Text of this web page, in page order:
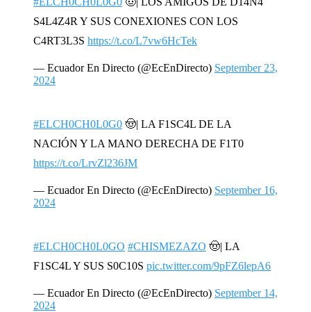
S4L4Z4R Y SUS CONEXIONES CON LOS
C4RT3L3S https://t.co/L7vw6HcTek
— Ecuador En Directo (@EcEnDirecto) September 23,
2024
#ELCH0CH0L0G0 🤠| LA F1SC4L DE LA
NACIÓN Y LA MANO DERECHA DE F1T0
https://t.co/LrvZl236JM
— Ecuador En Directo (@EcEnDirecto) September 16,
2024
#ELCH0CH0L0GO #CHISMEZAZO 🤠| LA
F1SC4L Y SUS S0C10S pic.twitter.com/9pFZ6lepA6
— Ecuador En Directo (@EcEnDirecto) September 14,
2024